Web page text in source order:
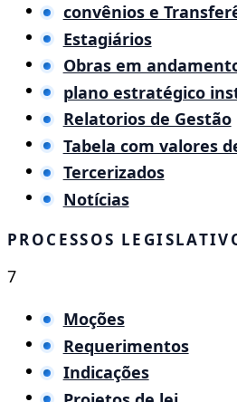
convênios e
Estagiários
Obras em
plano estratégico
Relatorios de Gestão
Tabela com valores
Tercerizados
Notícias
PROCESSOS
7
Moções
Requerimentos
Indicações